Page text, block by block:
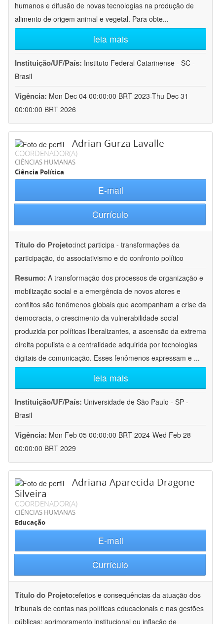
humanos e difusão de novas tecnologias na produção de
alimento de origem animal e vegetal. Para obte...
leia mais
Instituição/UF/País: Instituto Federal Catarinense - SC -
Brasil
Vigência: Mon Dec 04 00:00:00 BRT 2023-Thu Dec 31
00:00:00 BRT 2026
Adrian Gurza Lavalle
COORDENADOR(A)
CIÊNCIAS HUMANAS
Ciência Política
E-mail
Currículo
Título do Projeto:inct participa - transformações da
participação, do associativismo e do confronto político
Resumo: A transformação dos processos de organização e
mobilização social e a emergência de novos atores e
conflitos são fenômenos globais que acompanham a crise da
democracia, o crescimento da vulnerabilidade social
produzida por políticas liberalizantes, a ascensão da extrema
direita populista e a centralidade adquirida por tecnologias
digitais de comunicação. Esses fenômenos expressam e ...
leia mais
Instituição/UF/País: Universidade de São Paulo - SP -
Brasil
Vigência: Mon Feb 05 00:00:00 BRT 2024-Wed Feb 28
00:00:00 BRT 2029
Adriana Aparecida Dragone
Silveira
COORDENADOR(A)
CIÊNCIAS HUMANAS
Educação
E-mail
Currículo
Título do Projeto:efeitos e consequências da atuação dos
tribunais de contas nas políticas educacionais e nas gestões
públicas: aprimoramento institucional ou inflação de